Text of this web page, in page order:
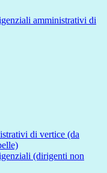
amministrativi di
di vertice (da
(dirigenti non